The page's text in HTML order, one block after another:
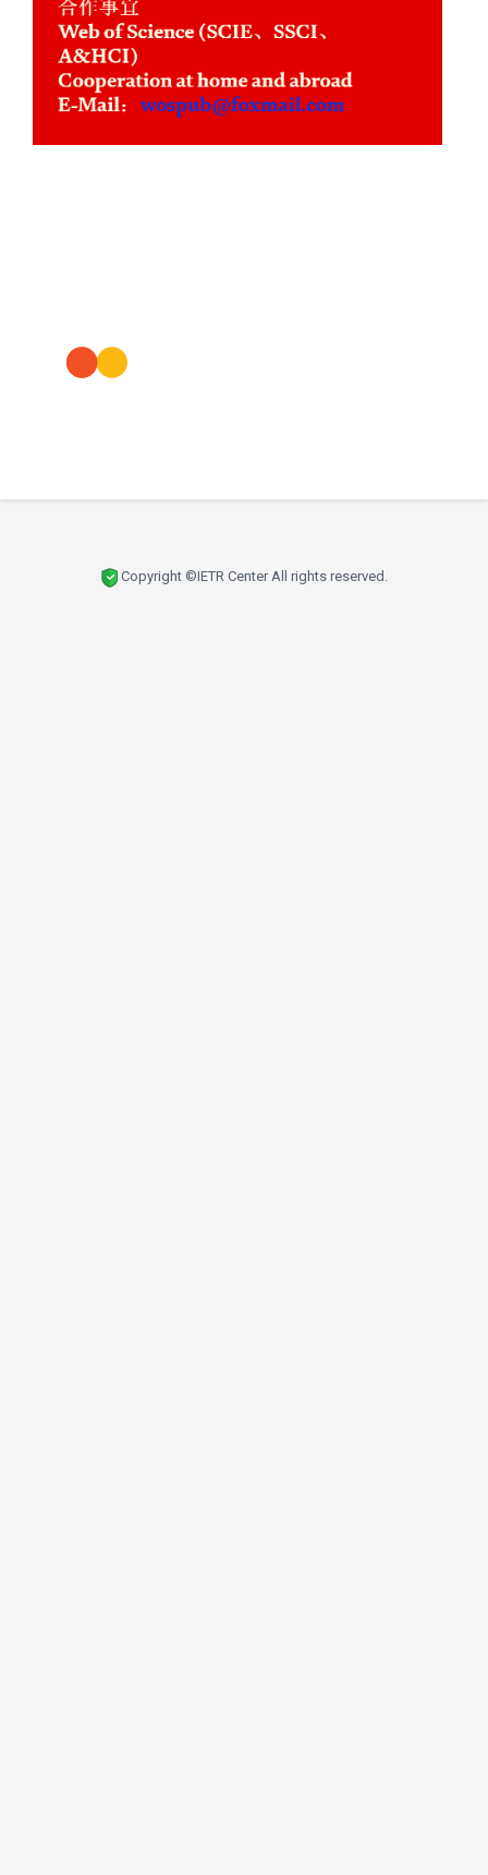
Copyright ©IETR Center All rights reserved.